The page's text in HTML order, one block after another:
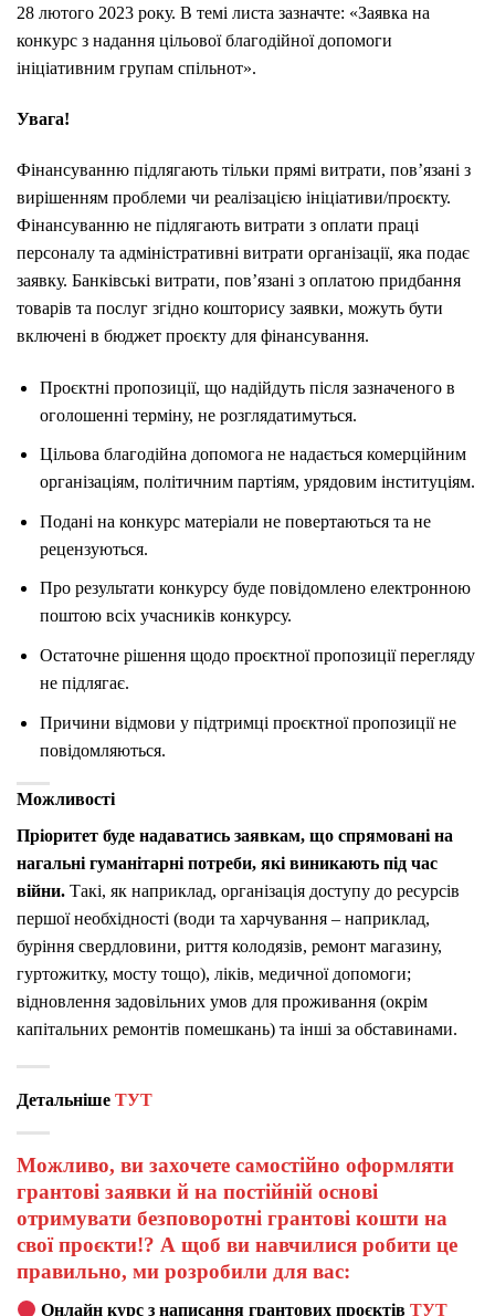
28 лютого 2023 року. В темі листа зазначте: «Заявка на
конкурс з надання цільової благодійної допомоги
ініціативним групам спільнот».
Увага!
Фінансуванню підлягають тільки прямі витрати, пов’язані з
вирішенням проблеми чи реалізацією ініціативи/проєкту.
Фінансуванню не підлягають витрати з оплати праці
персоналу та адміністративні витрати організації, яка подає
заявку. Банківські витрати, пов’язані з оплатою придбання
товарів та послуг згідно кошторису заявки, можуть бути
включені в бюджет проєкту для фінансування.
Проєктні пропозиції, що надійдуть після зазначеного в
оголошенні терміну, не розглядатимуться.
Цільова благодійна допомога не надається комерційним
організаціям, політичним партіям, урядовим інституціям.
Подані на конкурс матеріали не повертаються та не
рецензуються.
Про результати конкурсу буде повідомлено електронною
поштою всіх учасників конкурсу.
Остаточне рішення щодо проєктної пропозиції перегляду
не підлягає.
Причини відмови у підтримці проєктної пропозиції не
повідомляються.
Можливості
Пріоритет буде надаватись заявкам, що спрямовані на
нагальні гуманітарні потреби, які виникають під час
війни. Такі, як наприклад, організація доступу до ресурсів
першої необхідності (води та харчування – наприклад,
буріння свердловини, риття колодязів, ремонт магазину,
гуртожитку, мосту тощо), ліків, медичної допомоги;
відновлення задовільних умов для проживання (окрім
капітальних ремонтів помешкань) та інші за обставинами.
Детальніше ТУТ
Можливо, ви захочете самостійно оформляти
грантові заявки й на постійній основі
отримувати безповоротні грантові кошти на
свої проєкти!? А щоб ви навчилися робити це
правильно, ми розробили для вас:
Онлайн курс з написання грантових проєктівТУТ